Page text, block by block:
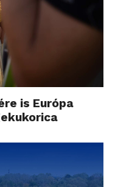
angolul beszélő
akik legalább két
de szeretnének
heti 30 órás
Stanley
és
vagy
is Európa